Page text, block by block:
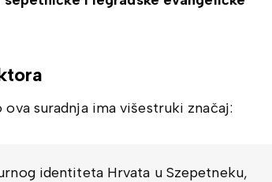
suradnja ima višestruki značaj:
identiteta Hrvata u Szepetneku,